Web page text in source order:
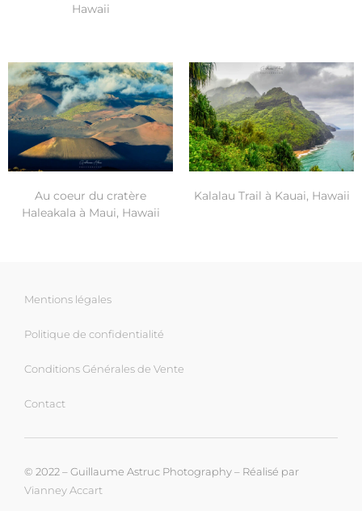
Hawaii
Au coeur du cratère
Haleakala à Maui, Hawaii
Kalalau Trail à Kauai, Hawaii
Mentions légales
Politique de confidentialité
Conditions Générales de Vente
Contact
© 2022 – Guillaume Astruc Photography – Réalisé par
Vianney Accart